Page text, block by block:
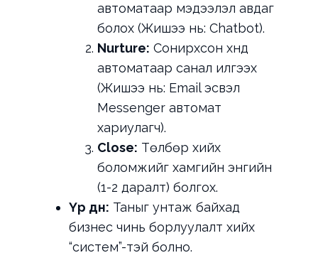
автоматаар мэдээлэл авдаг
болох (Жишээ нь: Chatbot).
Nurture: Сонирхсон хүнд
автоматаар санал илгээх
(Жишээ нь: Email эсвэл
Messenger автомат
хариулагч).
Close: Төлбөр хийх
боломжийг хамгийн энгийн
(1-2 даралт) болгох.
Үр дүн: Таныг унтаж байхад
бизнес чинь борлуулалт хийх
“систем”-тэй болно.